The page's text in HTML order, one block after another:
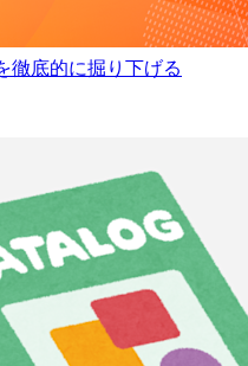
徹底的に掘り下げる